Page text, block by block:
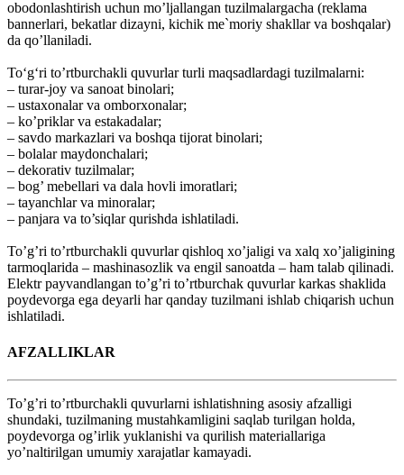
obodonlashtirish uchun mo’ljallangan tuzilmalargacha (reklama
bannerlari, bekatlar dizayni, kichik me`moriy shakllar va boshqalar)
da qo’llaniladi.
To‘g‘ri to’rtburchakli quvurlar turli maqsadlardagi tuzilmalarni:
– turar-joy va sanoat binolari;
– ustaxonalar va omborxonalar;
– ko’priklar va estakadalar;
– savdo markazlari va boshqa tijorat binolari;
– bolalar maydonchalari;
– dekorativ tuzilmalar;
– bog’ mebellari va dala hovli imoratlari;
– tayanchlar va minoralar;
– panjara va to’siqlar qurishda ishlatiladi.
To’g’ri to’rtburchakli quvurlar qishloq xo’jaligi va xalq xo’jaligining
tarmoqlarida – mashinasozlik va engil sanoatda – ham talab qilinadi.
Elektr payvandlangan to’g’ri to’rtburchak quvurlar karkas shaklida
poydevorga ega deyarli har qanday tuzilmani ishlab chiqarish uchun
ishlatiladi.
AFZALLIKLAR
To’g’ri to’rtburchakli quvurlarni ishlatishning asosiy afzalligi
shundaki, tuzilmaning mustahkamligini saqlab turilgan holda,
poydevorga og’irlik yuklanishi va qurilish materiallariga
yo’naltirilgan umumiy xarajatlar kamayadi.